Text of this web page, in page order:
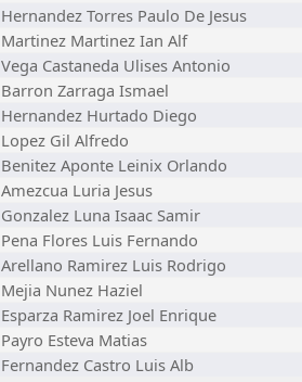
Hernandez Torres Paulo De Jesus
Martinez Martinez Ian Alf
Vega Castaneda Ulises Antonio
Barron Zarraga Ismael
Hernandez Hurtado Diego
Lopez Gil Alfredo
Benitez Aponte Leinix Orlando
Amezcua Luria Jesus
Gonzalez Luna Isaac Samir
Pena Flores Luis Fernando
Arellano Ramirez Luis Rodrigo
Mejia Nunez Haziel
Esparza Ramirez Joel Enrique
Payro Esteva Matias
Fernandez Castro Luis Alb